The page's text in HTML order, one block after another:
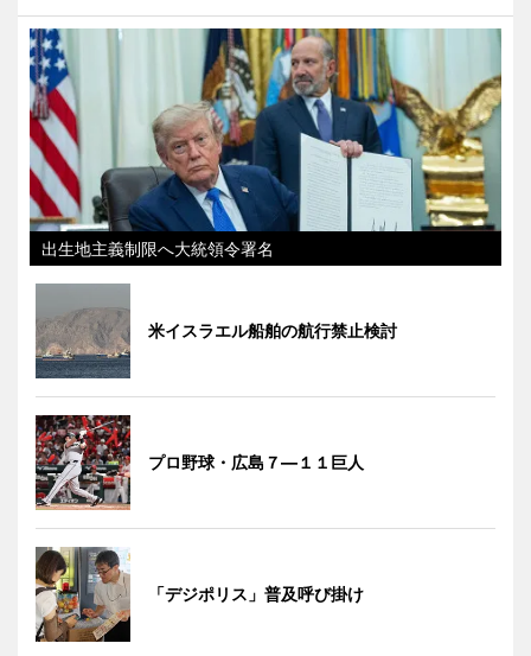
出生地主義制限へ大統領令署名
米イスラエル船舶の航行禁止検討
プロ野球・広島７―１１巨人
「デジポリス」普及呼び掛け